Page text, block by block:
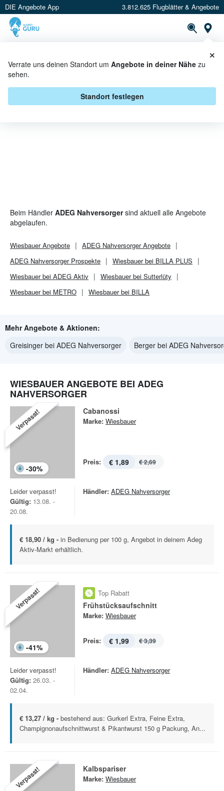
DIE Angebote App 3.812.625 Flugblätter & Angebote
Verrate uns deinen Standort um Angebote in deiner Nähe zu
sehen.
Standort festlegen
×
WIESBAUER BEI ADEG
NAHVERSORGER - ANGEBOTE &
AKTIONEN
Beim Händler ADEG Nahversorgersind aktuell alle Angebote
abgelaufen.
WiesbauerAngebote ADEG NahversorgerAngebote
ADEG NahversorgerProspekte
Wiesbauer bei BILLA PLUS
Wiesbauer bei ADEG Aktiv
Wiesbauer bei Sutterlüty
Wiesbauer bei METRO
Wiesbauer bei BILLA
Mehr Angebote & Aktionen:
Greisinger bei ADEG Nahversorger
Berger bei ADEG
WIESBAUER ANGEBOTE BEI ADEG
NAHVERSORGER
Verpasst!
-30%
Cabanossi
Marke: Wiesbauer
Preis: € 1,89 € 2,69
Leider verpasst!
Gültig: 13.08. -
20.08.
Händler: ADEG Nahversorger
€ 18,90 / kg - in Bedienung per 100 g, Angebot in deinem Adeg
Aktiv-Markt erhältlich.
Verpasst!
-41%
Top Rabatt
Frühstücksaufschnitt
Marke: Wiesbauer
Preis: € 1,99 € 3,39
Leider verpasst!
Gültig: 26.03. -
02.04.
Händler: ADEG Nahversorger
€ 13,27 / kg - bestehend aus: Gurkerl Extra, Feine Extra,
Champignonaufschnittwurst & Pikantwurst 150 g Packung, An...
Verpasst! Kalbspariser
Marke: Wiesbauer